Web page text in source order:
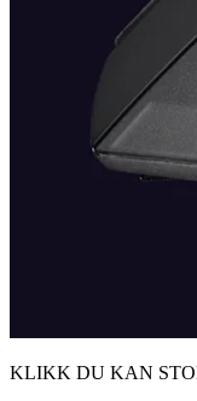
KLIKK DU KAN